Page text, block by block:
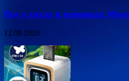
Все о хитах и новинках
12.09.2020